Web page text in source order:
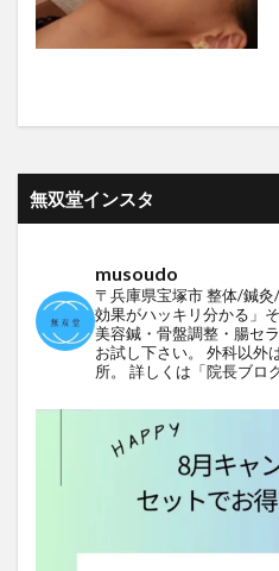
無双堂インスタ
musoudo
〒兵庫県宝塚市整体/鍼灸
効果がハッキリ分かる」
美容鍼・骨盤調整・腸セ
お試し下さい。
外科以外
所。
詳しくは「院長ブロ